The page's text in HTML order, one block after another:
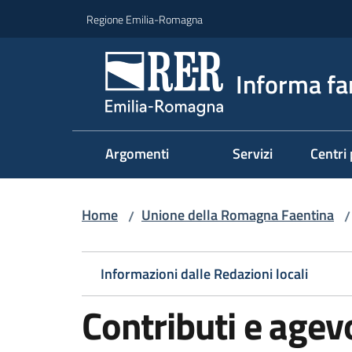
Regione Emilia-Romagna
Informa
Argomenti Servizi Centri
Home / Unione della Romagna Faentina /
Informazioni dalle Redazioni locali
Contributi e